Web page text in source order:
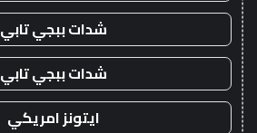
شدات ببجي تابي
شدات ببجي تابي
ايتونز امريكي